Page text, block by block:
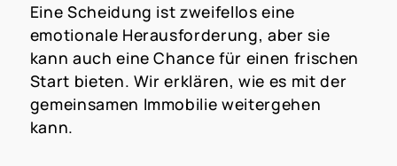
Eine Scheidung ist zweifellos eine
emotionale Herausforderung, aber sie
kann auch eine Chance für einen frischen
Start bieten. Wir erklären, wie es mit der
gemeinsamen Immobilie weitergehen
kann.